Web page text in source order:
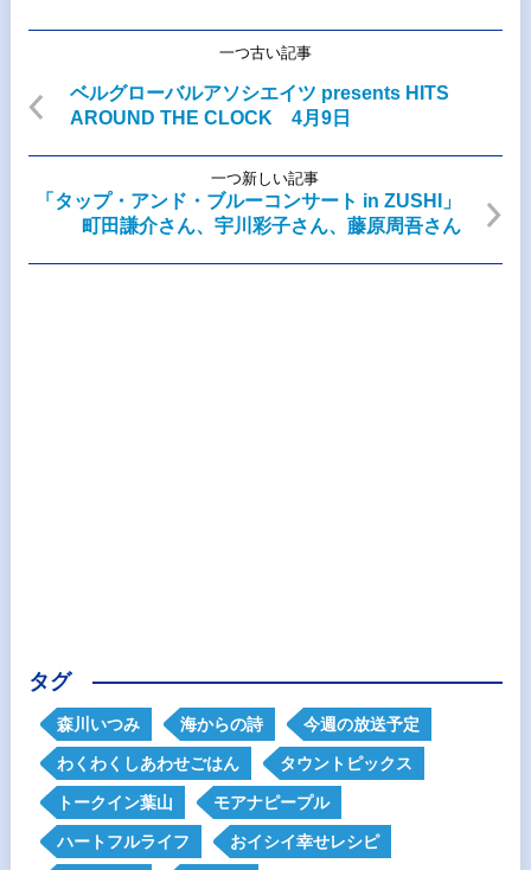
一つ古い記事
ベルグローバルアソシエイツ presents HITS
AROUND THE CLOCK 4月9日
一つ新しい記事
「タップ・アンド・ブルーコンサート in ZUSHI」
町田謙介さん、宇川彩子さん、藤原周吾さん
タグ
森川いつみ 海からの詩 今週の放送予定
わくわくしあわせごはん タウントピックス
トークイン葉山 モアナピープル
ハートフルライフ おイシイ幸せレシピ